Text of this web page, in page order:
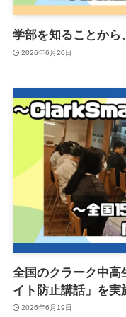
学部を知ることから
2026年6月20日
全国のクラーク中高
イト防止講話」を実
2026年6月19日